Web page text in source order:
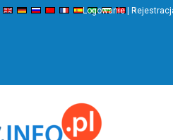
›
Logowanie |